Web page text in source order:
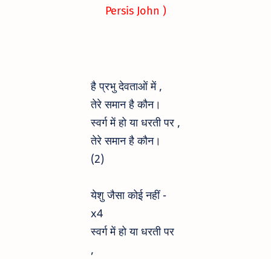
Persis John )
है प्रभु देवताओं में ,
तेरे समान है कौन।
स्वर्ग में हो या धरती पर ,
तेरे समान है कौन।
(2)
येशु जैसा कोई नहीं -
x4
स्वर्ग में हो या धरती पर
,